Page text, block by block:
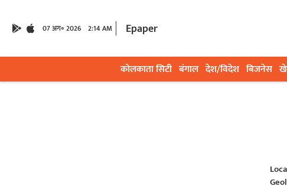
07 अग॰ 2026 2:14 AM Epaper
कोलकाता सिटी बंगाल देश/विदेश बिजनेस